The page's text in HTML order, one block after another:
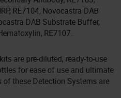
RE7104, Novocastra DAB
DAB Substrate Buffer,
RE7107.
are pre-diluted, ready-to-use
for ease of use and ultimate
these Detection Systems are